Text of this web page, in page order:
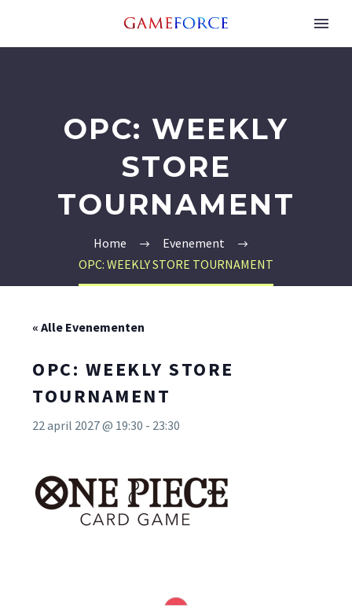
OPC: WEEKLY
STORE
TOURNAMENT
Home
Evenement
OPC: WEEKLY STORE TOURNAMENT
« Alle Evenementen
OPC: WEEKLY STORE
TOURNAMENT
22 april 2027 @ 19:30 - 23:30